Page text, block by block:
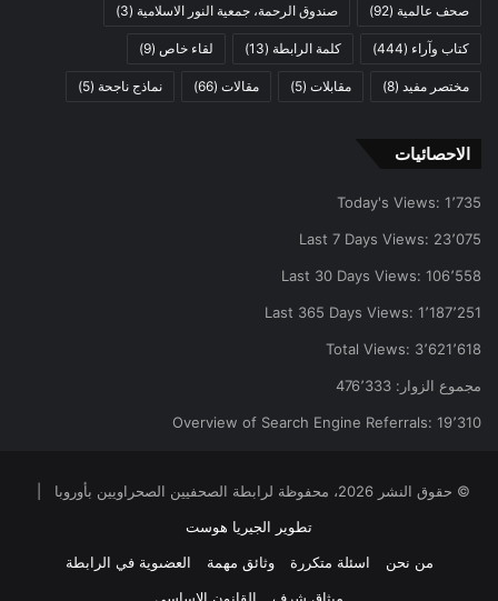
صحف عالمية (92) صندوق الرحمة، جمعية النور الاسلامية (3)
كتاب وآراء (444) كلمة الرابطة (13) لقاء خاص (9)
مختصر مفيد (8) مقابلات (5) مقالات (66) نماذج ناجحة (5)
الاحصائيات
Today's Views: 1٬735
Last 7 Days Views: 23٬075
Last 30 Days Views: 106٬558
Last 365 Days Views: 1٬187٬251
Total Views: 3٬621٬618
مجموع الزوار: 476٬333
Overview of Search Engine Referrals: 19٬310
© حقوق النشر 2026، محفوظة لرابطة الصحفيين الصحراويين بأوروبا |
تطوير الجيريا هوست
من نحن
اسئلة متكررة وثائق مهمة
العضىوية في الرابطة